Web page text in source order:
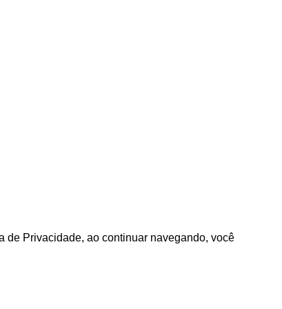
Privacidade, ao continuar navegando, você